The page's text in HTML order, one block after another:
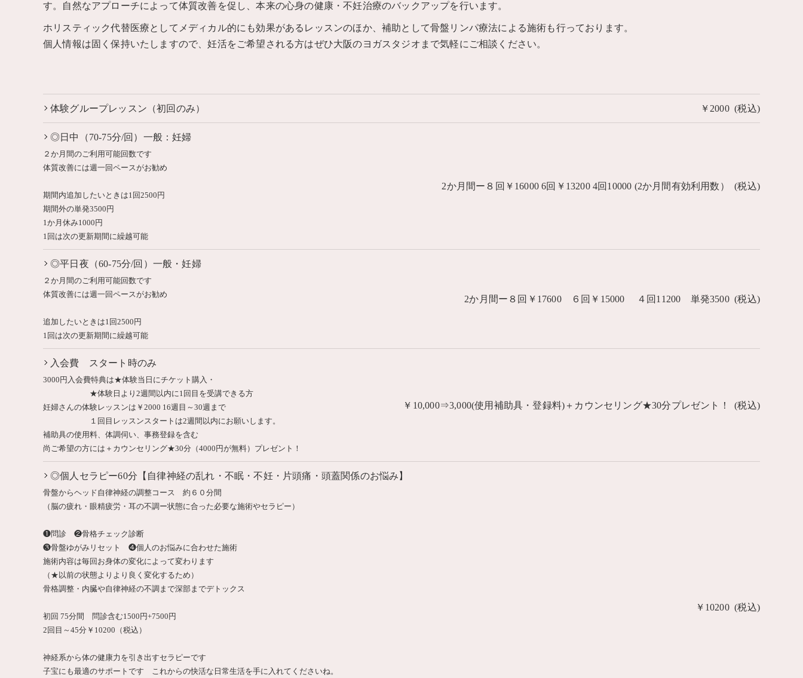
す。自然なアプローチによって体質改善を促し、本来の心身の健康・不妊治療のバックアップを行います。
ホリスティック代替医療としてメディカル的にも効果があるレッスンのほか、補助として骨盤リンパ療法による施術も行っております。
個人情報は固く保持いたしますので、妊活をご希望される方はぜひ大阪のヨガスタジオまで気軽にご相談ください。
体験グループレッスン（初回のみ） ￥2000 (税込)
◎日中（70-75分/回）一般：妊婦
２か月間のご利用可能回数です
体質改善には週一回ペースがお勧め
期間内追加したいときは1回2500円
期間外の単発3500円
1か月休み1000円
1回は次の更新期間に繰越可能
2か月間ー８回￥16000 6回￥13200 4回10000 (2か月間有効利用数） (税込)
◎平日夜（60-75分/回）一般・妊婦
２か月間のご利用可能回数です
体質改善には週一回ペースがお勧め
追加したいときは1回2500円
1回は次の更新期間に繰越可能
2か月間ー８回￥17600 ６回￥15000 ４回11200 単発3500 (税込)
入会費 スタート時のみ
3000円入会費特典は★体験当日にチケット購入・
★体験日より2週間以内に1回目を受講できる方
妊婦さんの体験レッスンは￥2000 16週目～30週まで
１回目レッスンスタートは2週間以内にお願いします。
補助具の使用料、体調伺い、事務登録を含む
尚ご希望の方には＋カウンセリング★30分（4000円が無料）プレゼント！
￥10,000⇒3,000(使用補助具・登録料)＋カウンセリング★30分プレゼント！ (税込)
◎個人セラピー60分【自律神経の乱れ・不眠・不妊・片頭痛・頭蓋関係のお悩み】
骨盤からヘッド自律神経の調整コース 約６０分間
（脳の疲れ・眼精疲労・耳の不調ー状態に合った必要な施術やセラピー）
❶問診 ❷骨格チェック診断
❸骨盤ゆがみリセット ❹個人のお悩みに合わせた施術
施術内容は毎回お身体の変化によって変わります
（★以前の状態よりより良く変化するため）
骨格調整・内臓や自律神経の不調まで深部までデトックス
初回 75分間 問診含む1500円+7500円
2回目～45分￥10200（税込）
神経系から体の健康力を引き出すセラピーです
子宝にも最適のサポートです これからの快活な日常生活を手に入れてくださいね。
￥10200 (税込)